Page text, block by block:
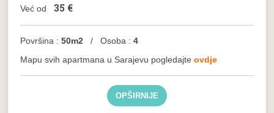
Već od 35 €
Površina :50m2 / Osoba :4
Mapu svih apartmana u Sarajevu pogledajteovdje
OPŠIRNIJE